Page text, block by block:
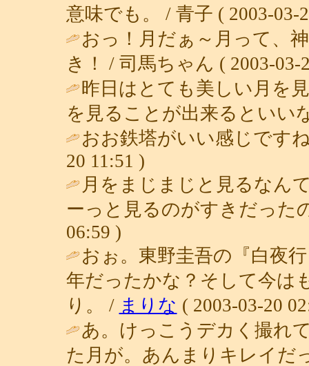
意味でも。 / 青子 ( 2003-03-
おっ！月だぁ～月って、
き！ / 司馬ちゃん ( 2003-03-
昨日はとても美しい月を
を見ることが出来るといい
おお鉄塔がいい感じです
20 11:51 )
月をまじまじと見るなん
ーっと見るのがすきだった
06:59 )
おぉ。東野圭吾の『白夜
年だったかな？そして今は
り。 / まりな ( 2003-03-20
あ。けっこうデカく撮れ
た月が。あんまりキレイだ